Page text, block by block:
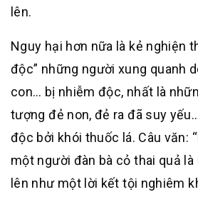
lên.
Nguy hại hơn nữa là kẻ nghiện
độc” những người xung quanh
con… bị nhiễm độc, nhất là
tượng đẻ non, đẻ ra đã suy
độc bởi khói thuốc lá. Câu văn:
một người đàn bà cỏ thai quả là
lên như một lời kết tội nghiêm